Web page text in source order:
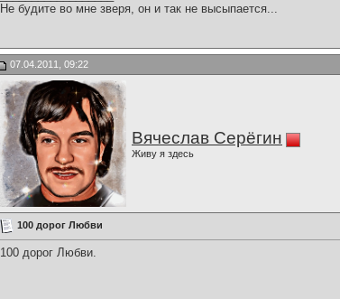
Не будите во мне зверя, он и так не высыпается...
07.04.2011, 09:22
Вячеслав Серёгин
Живу я здесь
100 дорог Любви
100 дорог Любви.